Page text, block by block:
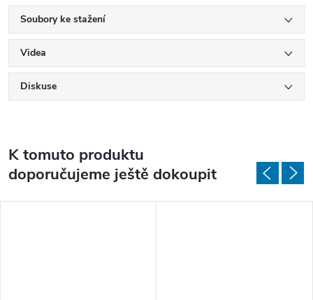
Soubory ke stažení
Videa
Diskuse
K tomuto produktu
doporučujeme ještě dokoupit